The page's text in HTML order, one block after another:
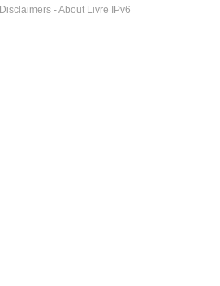
Disclaimers-About Livre IPv6